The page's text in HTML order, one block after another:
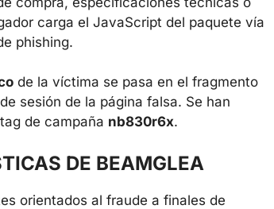
carga el JavaScript del paquete vía
phishing.
de la víctima se pasa en el fragmento
sesión de la página falsa. Se han
de campaña nb830r6x.
DE BEAMGLEA
orientados al fraude a finales de